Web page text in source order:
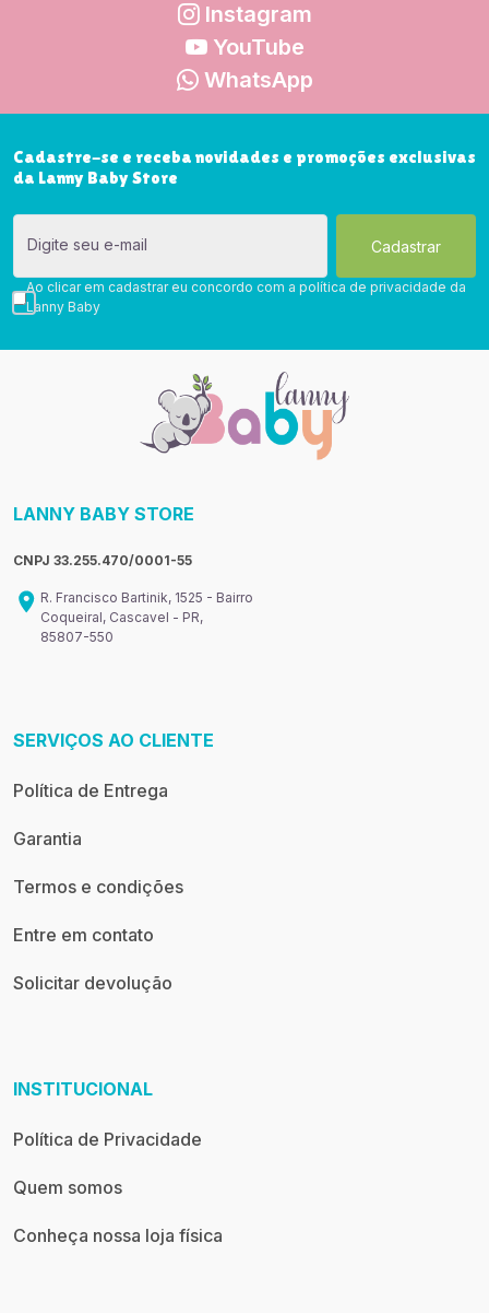
Instagram
YouTube
WhatsApp
Cadastre-se e receba novidades e promoções exclusivas
da Lanny Baby Store
Digite seu e-mail
Ao clicar em cadastrar eu concordo com a política de privacidade da
Lanny Baby
LANNY BABY STORE
CNPJ 33.255.470/0001-55
R. Francisco Bartinik, 1525 - Bairro
Coqueiral, Cascavel - PR,
85807-550
SERVIÇOS AO CLIENTE
Política de Entrega
Garantia
Termos e condições
Entre em contato
Solicitar devolução
INSTITUCIONAL
Política de Privacidade
Quem somos
Conheça nossa loja física